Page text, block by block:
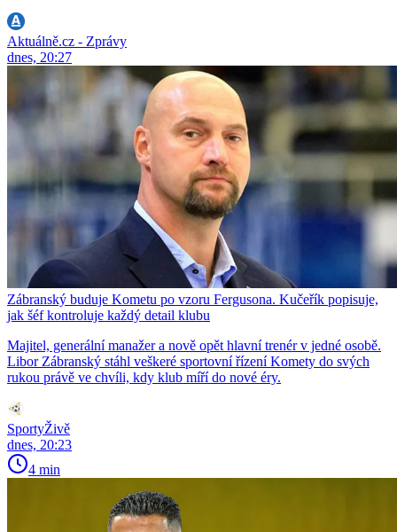
Aktuálně.cz - Zprávy
dnes, 20:27
Zábranský buduje Kometu po vzoru Fergusona. Kučeřík popisuje,
jak šéf kontroluje každý detail klubu
Majitel, generální manažer a nově opět hlavní trenér v jedné osobě.
Libor Zábranský stáhl veškeré sportovní řízení Komety do svých
rukou právě ve chvíli, kdy klub míří do nové éry.
SportyŽivě
dnes, 20:23
4 min